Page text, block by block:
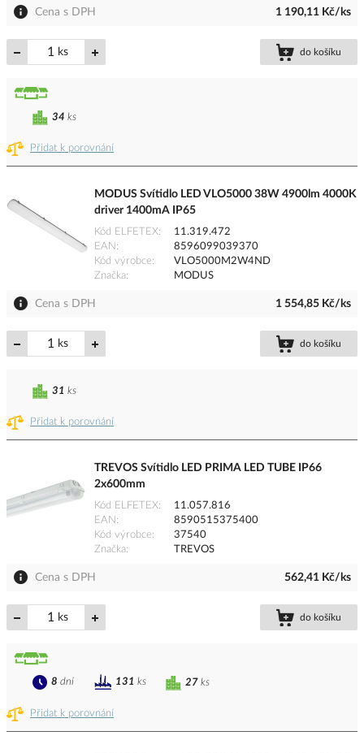
Cena s DPH 1 190,11 Kč/ks
ks do košíku
Přidat k porovnání
34 ks
MODUS Svítidlo LED VLO5000 38W 4900lm 4000K
driver 1400mA IP65
Kód ELFETEX
11.319.472
EAN
8596099039370
Kód výrobce
VLO5000M2W4ND
Značka
MODUS
Cena s DPH 1 554,85 Kč/ks
ks do košíku
Přidat k porovnání
31 ks
TREVOS Svítidlo LED PRIMA LED TUBE IP66
2x600mm
Kód ELFETEX
11.057.816
EAN
8590515375400
Kód výrobce
37540
Značka
TREVOS
Cena s DPH 562,41 Kč/ks
ks do košíku
Přidat k porovnání
27 ks
8 dní 131 ks